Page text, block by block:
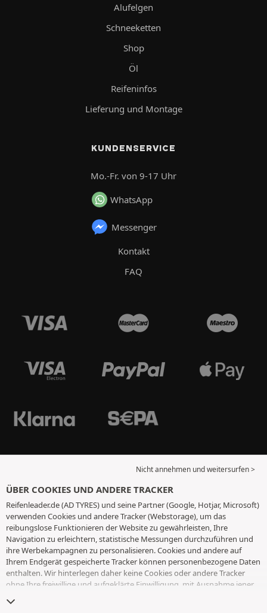
Alufelgen
Schneeketten
Shop
Öl
Reifeninfos
Lieferung und Montage
KUNDENSERVICE
Mo.-Fr. von 9-17 Uhr
WhatsApp
Messenger
Kontakt
FAQ
Nicht annehmen und weitersurfen >
ÜBER COOKIES UND ANDERE TRACKER
Reifenleader.de (AD TYRES) und seine Partner (Google, Hotjar, Microsoft)
verwenden Cookies und andere Tracker (Webstorage), um das
reibungslose Funktionieren der Website zu gewährleisten, Ihre
Navigation zu erleichtern, statistische Messungen durchzuführen und
ihre Werbekampagnen zu personalisieren. Cookies und andere auf
Ihrem Endgerät gespeicherte Tracker können personenbezogene Daten
enthalten. Wir hinterlegen daher keine Cookies oder andere Tracker
ohne Ihre freiwillige und aufgeklärte Einwilligung, mit Ausnahme jener,
Auswahl für einen Zeitraum von 6 Monaten. Sie können Ihre